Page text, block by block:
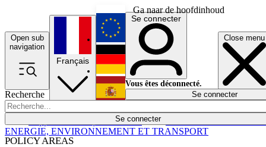
Ga naar de hoofdinhoud
Open sub
navigation
Close menu
Recherche
Se connecter
POLICY AREAS
Économie
Français
English
Deutsch
Español
Se connecter
Vous êtes déconnecté.
Se connecter
ENERGIE, ENVIRONNEMENT ET TRANSPORT